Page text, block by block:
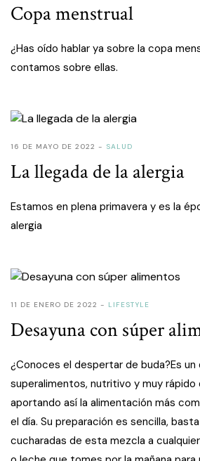
Copa menstrual
¿Has oído hablar ya sobre la copa
contamos sobre ellas.
16 DE MAYO DE 2022 SALUD
La llegada de la alergia
Estamos en plena primavera y es la
alergia
11 DE ENERO DE 2022 LIFESTYLE
Desayuna con súper
¿Conoces el despertar de buda?Es un
superalimentos, nutritivo y muy rápido
aportando así la alimentación más
el día. Su preparación es sencilla,
cucharadas de esta mezcla a